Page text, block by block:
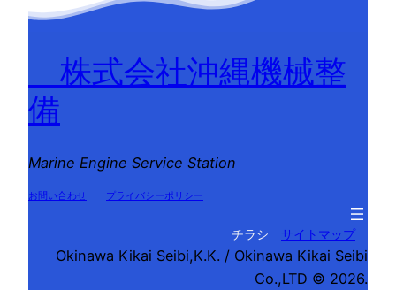
株式会社沖縄機械整
備
Marine Engine Service Station
お問い合わせ プライバシーポリシー
チラシ サイトマップ
Okinawa Kikai Seibi,K.K. / Okinawa Kikai Seibi
Co.,LTD © 2026.